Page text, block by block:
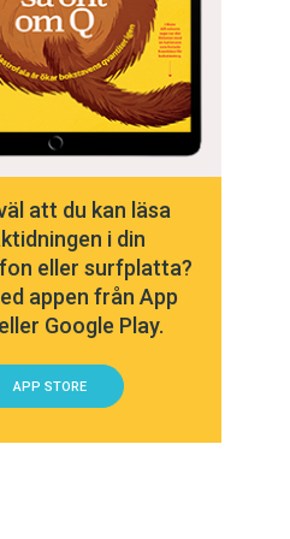
att du kan läsa
i din
eller surfplatta?
appen från App
Google Play.
APP STORE